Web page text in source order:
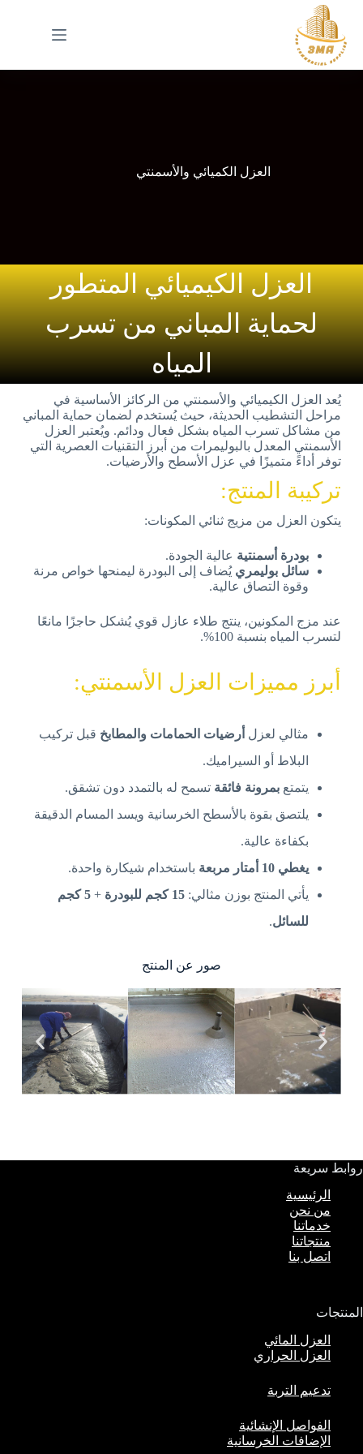
العزل الكميائي والأسمنتي
العزل الكيميائي المتطور
لحماية المباني من تسرب
المياه
يُعد العزل الكيميائي والأسمنتي من الركائز الأساسية في
مراحل التشطيب الحديثة، حيثيُستخدم لضمان حماية المباني
من مشاكل تسرب المياه بشكل فعال ودائم. ويُعتبر
العزل
الأسمنتي المعدل بالبوليمرات من أبرز التقنيات العصرية التي
توفر
أداءً متميزًا في عزل الأسطح والأرضيات.
تركيبة المنتج:
يتكون العزل من مزيج ثنائي المكونات:
بودرة أسمنتية عالية الجودة.
سائل بوليمري يُضاف إلى البودرة ليمنحها خواص مرنة
وقوة التصاق عالية.
عند مزج المكونين، ينتج طلاء عازل قوييُشكل حاجزًا مانعًا
لتسرب المياه بنسبة 100%.
أبرز مميزات العزل الأسمنتي:
مثالي لعزل أرضيات الحمامات والمطابخ قبل تركيب
البلاط أو السيراميك.
يتمتع بمرونة فائقة تسمح له بالتمدد دون تشقق.
يلتصق بقوة بالأسطح الخرسانية ويسد المسام الدقيقة
بكفاءة عالية.
يغطي 10 أمتار مربعة باستخدام شيكارة واحدة.
يأتي المنتج بوزن مثالي: 15 كجم للبودرة +
5 كجم
للسائل.
صور عن المنتج
روابط سريعة
الرئيسية
من نحن
خدماتنا
منتجاتنا
اتصل بنا
المنتجات
العزل المائي
العزل الحراري
تدعيم التربة
الفواصل الإنشائية
الإضافات الخرسانية